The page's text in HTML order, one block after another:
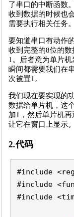
了串口的中断函数
收到数据的时候也
需要执行相关任务。
要知道串口有动作
收到完整的8位的
1。后者意为单片
瞬间都需要我们在
次被置1。
我们现在要实现的
数据给单片机，这
加1，然后单片机
让它在窗口上显示。
2.代码
#include
#include
#include